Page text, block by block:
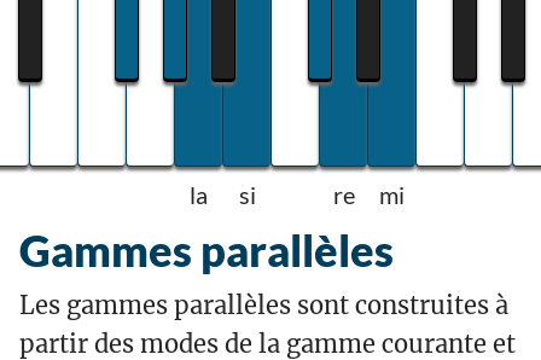
la si re mi
Gammes parallèles
Les gammes parallèles sont construites à
partir des modes de la gamme courante et